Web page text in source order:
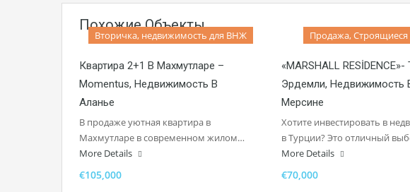
Похожие Объекты
Вторичка, недвижимость для ВНЖ
Квартира 2+1 В Махмутларе –
Momentus, Недвижимость В
Аланье
В продаже уютная квартира в
Махмутларе в современном жилом…
More Details
€105,000
Продажа,
«MARSHALL
Эрдемли, Недвижимость
Мерсине
Хотите инвестировать в
в Турции? Это отличный
More Details
€70,000